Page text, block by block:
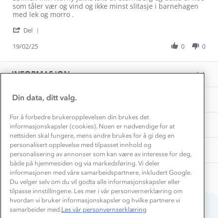
by
Erik
on
Feb
stating
Sønnen
fikk
jakke
som tåler vær og vind og ikke minst slitasje i barnehagen
med lek og morro .
Del
Erik
F.
Feb
2025
19/02/25 0 0
INFORMASJON
Kundeklubb
Våre butikker
Bedrift, barnehage og SFO
Presse
OM OSS
Inkludering
Materialer
Personvern
Samarbeide med oss?
TIPS OG RÅD
Hvordan velge riktig turtøy?
Store størrelser
Turmat oppskrifter
Beredskap
AKTIVITETER
Få turinspirasjon og tips her⛰
Overnatte utendørs⛺
Leirskole 🥾
Barnehageansatt
Tips til hyttetur
Din data, ditt valg.
For å forbedre brukeropplevelsen din brukes det
informasjonskapsler (cookies). Noen er nødvendige for at
nettsiden skal fungere, mens andre brukes for å gi deg en
personalisert opplevelse med tilpasset innhold og
personalisering av annonser som kan være av interesse for deg,
både på hjemmesiden og via markedsføring. Vi deler
informasjonen med våre samarbeidspartnere, inkludert Google.
Du velger selv om du vil godta alle informasjonskapsler eller
tilpasse innstillingene. Les mer i vår personvernerklæring om
hvordan vi bruker informasjonskapsler og hvilke partnere vi
samarbeider med.Les vår personvernserklæring